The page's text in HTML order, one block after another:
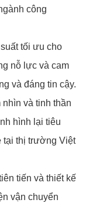
công
tối ưu cho
nỗ lực và cam
và đáng tin cậy.
nhìn và tinh thần
hình lại tiêu
tại thị trường Việt
tiến và thiết kế
vận chuyển